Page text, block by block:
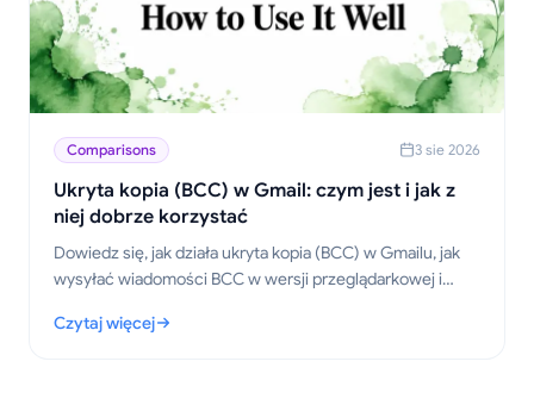
Comparisons 3 sie 2026
Ukryta kopia (BCC) w Gmail: czym jest i jak z
niej dobrze korzystać
Dowiedz się, jak działa ukryta kopia (BCC) w Gmailu, jak
wysyłać wiadomości BCC w wersji przeglądarkowej i
oraz najlepsze praktyki w komunikacji.
Czytaj więcej
: Ukryta kopia (BCC) w Gmail: czym jest i jak z niej dobrze